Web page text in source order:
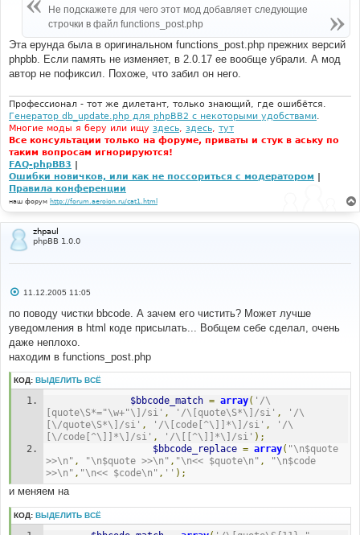
е
Не подскажете для чего этот мод добавляет следующие
строчки в файл functions_post.php
Эта ерунда была в оригинальном functions_post.php прежних версий
phpbb. Если память не изменяет, в 2.0.17 ее вообще убрали. А мод
автор не пофиксил. Похоже, что забил он него.
Профессионал - тот же дилетант, только знающий, где ошибётся.
Генератор db_update.php для phpBB2 с некоторыми удобствами.
Многие моды я беру или ищу здесь, здесь, тут
Все консультации только на форуме, приваты и стук в аську по
таким вопросам игнорируются!
FAQ-phpBB3 |
Ошибки новичков, или как не поссориться с модератором |
Правила конференции
наш форум http://forum.aeroion.ru/cat1.html
zhpaul
phpBB 1.0.0
С
о
б
щ
е
н
и
11.12.2005 11:05
по поводу чистки bbcode. А зачем его чистить? Может лучше
уведомления в html коде присылать... Вобщем себе сделал, очень
даже неплохо.
находим в functions_post.php
КОД: ВЫДЕЛИТЬ ВСЁ
$bbcode_match = array( '/\
[quote\S*="\w+"\]/si' , '/\[quote\S*\]/si' ,
'/\
[\/quote\S*\]/si' , '/\[code[^\]]*\]/si' ,
'/\
[\/code[^\]]*\]/si' , '/\[[^\]]*\]/si' );
$bbcode_replace = array( "\n$quote
>>\n" , "\n$quote >>\n" , "\n<< $quote\n" ,
"\n$code
>>\n" , "\n<< $code\n" , '' );
и меняем на
КОД: ВЫДЕЛИТЬ ВСЁ